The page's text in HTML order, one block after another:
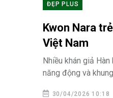
ĐẸP PLUS
Kwon Nara
Việt Nam
Nhiều khán giả
năng động và
30/04/2026 10:18